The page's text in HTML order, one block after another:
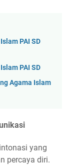
PAI SD
PAI SD
Agama Islam
yang
percaya diri.